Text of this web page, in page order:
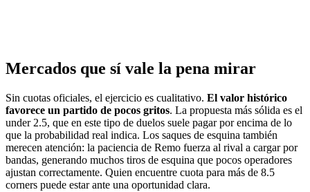
Mercados que sí vale la pena mirar
Sin cuotas oficiales, el ejercicio es cualitativo. El valor histórico
favorece un partido de pocos gritos. La propuesta más sólida es el
under 2.5, que en este tipo de duelos suele pagar por encima de lo
que la probabilidad real indica. Los saques de esquina también
merecen atención: la paciencia de Remo fuerza al rival a cargar por
bandas, generando muchos tiros de esquina que pocos operadores
ajustan correctamente. Quien encuentre cuota para más de 8.5
corners puede estar ante una oportunidad clara.